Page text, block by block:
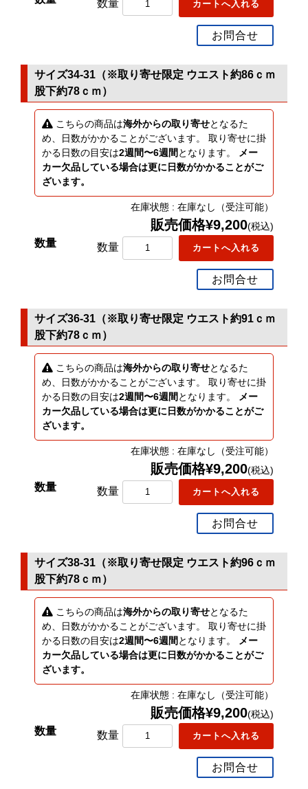
数量
お問合せ
サイズ34-31（※取り寄せ限定 ウエスト約86ｃｍ
股下約78ｃｍ）
こちらの商品は海外からの取り寄せとなるた
め、日数がかかることがございます。 取り寄せに掛
かる日数の目安は2週間〜6週間 となります。
メー
カー欠品している場合は更に日数がかかることがご
ざいます。
在庫状態 : 在庫なし（受注可能）
販売価格¥9,200(税込)
数量
お問合せ
サイズ36-31（※取り寄せ限定 ウエスト約91ｃｍ
股下約78ｃｍ）
こちらの商品は海外からの取り寄せとなるた
め、日数がかかることがございます。 取り寄せに掛
かる日数の目安は2週間〜6週間 となります。
メー
カー欠品している場合は更に日数がかかることがご
ざいます。
在庫状態 : 在庫なし（受注可能）
販売価格¥9,200(税込)
数量
お問合せ
サイズ38-31（※取り寄せ限定 ウエスト約96ｃｍ
股下約78ｃｍ）
こちらの商品は海外からの取り寄せとなるた
め、日数がかかることがございます。 取り寄せに掛
かる日数の目安は2週間〜6週間 となります。
メー
カー欠品している場合は更に日数がかかることがご
ざいます。
在庫状態 : 在庫なし（受注可能）
販売価格¥9,200(税込)
数量
お問合せ